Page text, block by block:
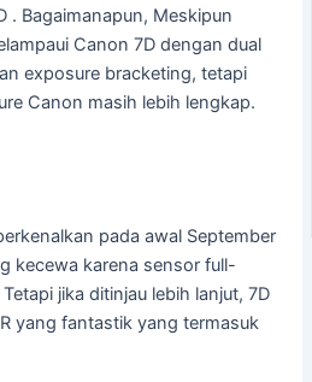
. Bagaimanapun, Meskipun
Canon 7D dengan dual
exposure bracketing, tetapi
Canon masih lebih lengkap.
pada awal September
kecewa karena sensor full-
jika ditinjau lebih lanjut, 7D
yang fantastik yang termasuk